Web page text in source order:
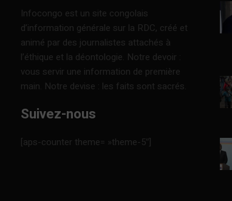
Infocongo est un site congolais
d’information générale sur la RDC, créé et
animé par des journalistes attachés à
l’éthique et la déontologie. Notre devoir :
vous servir une information de première
main. Notre devise : les faits sont sacrés.
Suivez-nous
[aps-counter theme= »theme-5″]